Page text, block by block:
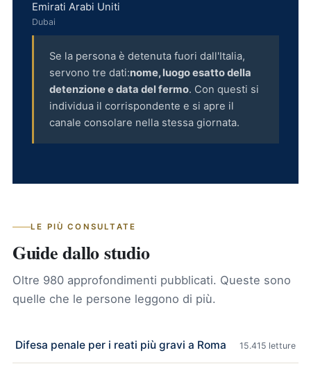
Emirati Arabi Uniti
Dubai
Se la persona è detenuta fuori dall'Italia,
servono tre dati:nome, luogo esatto della
detenzione e data del fermo. Con questi si
individua il corrispondente e si apre il
canale consolare nella stessa giornata.
LE PIÙ CONSULTATE
Guide dallo studio
Oltre 980 approfondimenti pubblicati. Queste sono
quelle che le persone leggono di più.
Difesa penale per i reati più gravi a Roma 15.415 letture